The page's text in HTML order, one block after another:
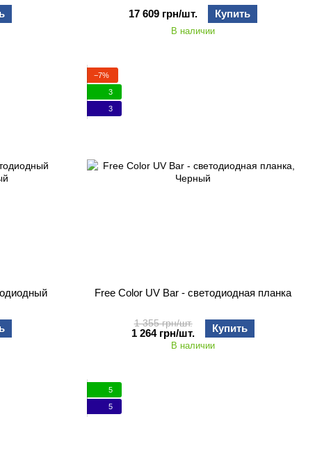
17 609 грн/шт.
Купить
В наличии
−7%
3
3
Free Color UV Bar - светодиодная планка
1 355 грн/шт.
1 264 грн/шт. Купить
В наличии
5
5